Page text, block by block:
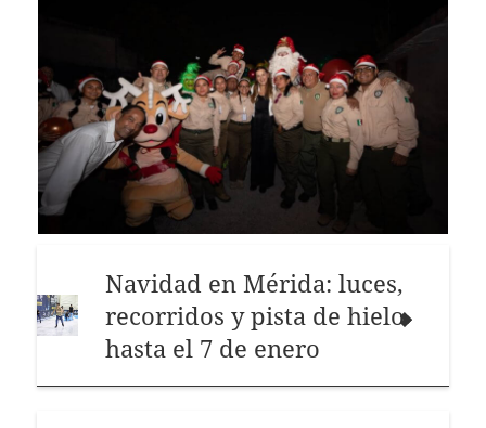
Navidad en Mérida: luces,
recorridos y pista de hielo
hasta el 7 de enero